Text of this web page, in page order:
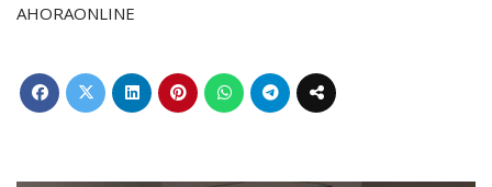
AHORAONLINE